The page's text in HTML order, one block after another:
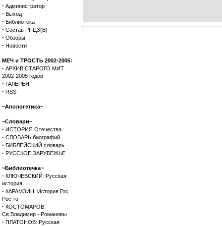
· Администратор
· Выход
· Библиотека
· Состав РПЦЗ(В)
· Обзоры
· Новости
МЕЧ и ТРОСТЬ 2002-2005:
· АРХИВ СТАРОГО МИТ
2002-2005 годов
· ГАЛЕРЕЯ
· RSS
~Апологетика~
~Словари~
· ИСТОРИЯ Отечества
· СЛОВАРЬ биографий
· БИБЛЕЙСКИЙ словарь
· РУССКОЕ ЗАРУБЕЖЬЕ
~Библиотечка~
· КЛЮЧЕВСКИЙ: Русская
история
· КАРАМЗИН: История Гос.
Рос-го
· КОСТОМАРОВ:
Св.Владимир - Романовы
· ПЛАТОНОВ: Русская